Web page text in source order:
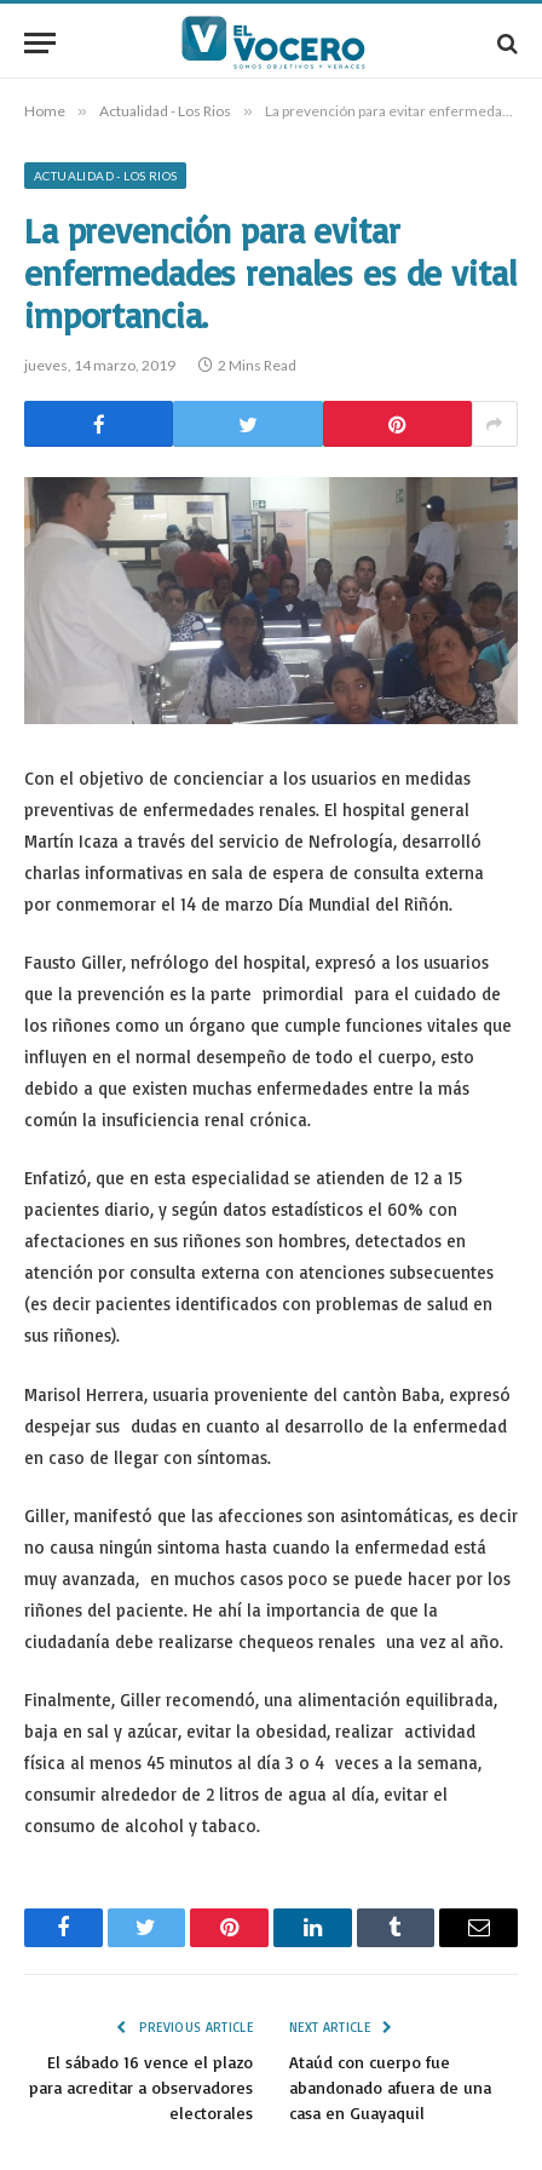
Home » Actualidad - Los Rios » La prevención para evitar enfermedades renales es de vital importancia.
ACTUALIDAD - LOS RIOS
La prevención para evitar
enfermedades renales es de vital
importancia.
jueves, 14 marzo, 2019 2 Mins Read
Con el objetivo de concienciar a los usuarios en medidas
preventivas de enfermedades renales. El hospital general
Martín Icaza a través del servicio de Nefrología, desarrolló
charlas informativas en sala de espera de consulta externa
por conmemorar el 14 de marzo Día Mundial del Riñón.
Fausto Giller, nefrólogo del hospital, expresó a los usuarios
que la prevención es la parte primordial para el cuidado de
los riñones como un órgano que cumple funciones vitales que
influyen en el normal desempeño de todo el cuerpo, esto
debido a que existen muchas enfermedades entre la más
común la insuficiencia renal crónica.
Enfatizó, que en esta especialidad se atienden de 12 a 15
pacientes diario, y según datos estadísticos el 60% con
afectaciones en sus riñones son hombres, detectados en
atención por consulta externa con atenciones subsecuentes
(es decir pacientes identificados con problemas de salud en
sus riñones).
Marisol Herrera, usuaria proveniente del cantòn Baba, expresó
despejar sus dudas en cuanto al desarrollo de la enfermedad
en caso de llegar con síntomas.
Giller, manifestó que las afecciones son asintomáticas, es decir
no causa ningún sintoma hasta cuando la enfermedad está
muy avanzada, en muchos casos poco se puede hacer por los
riñones del paciente. He ahí la importancia de que la
ciudadanía debe realizarse chequeos renales una vez al año.
Finalmente, Giller recomendó, una alimentación equilibrada,
baja en sal y azúcar, evitar la obesidad, realizar actividad
física al menos 45 minutos al día 3 o 4 veces a la semana,
consumir alrededor de 2 litros de agua al día, evitar el
consumo de alcohol y tabaco.
FacebookTwitter Pinterest LinkedInTumblr Email
PREVIOUS ARTICLE
El sábado 16 vence el plazo
para acreditar a observadores
electorales
NEXT ARTICLE
Ataúd con cuerpo fue
abandonado afuera de una
casa en Guayaquil